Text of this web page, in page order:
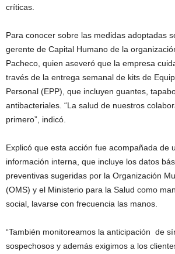
críticas.
Para conocer sobre las medidas adoptadas
gerente de Capital Humano de la
Pacheco, quien aseveró que la empresa
través de la entrega semanal de kits de
Personal (EPP), que incluyen guantes,
antibacteriales. “La salud de nuestros
primero”, indicó.
Explicó que esta acción fue acompañada de
información interna, que incluye los datos
preventivas sugeridas por la Organización
(OMS) y el Ministerio para la Salud como
social, lavarse con frecuencia las manos.
“También monitoreamos la anticipación de
sospechosos y además exigimos a los